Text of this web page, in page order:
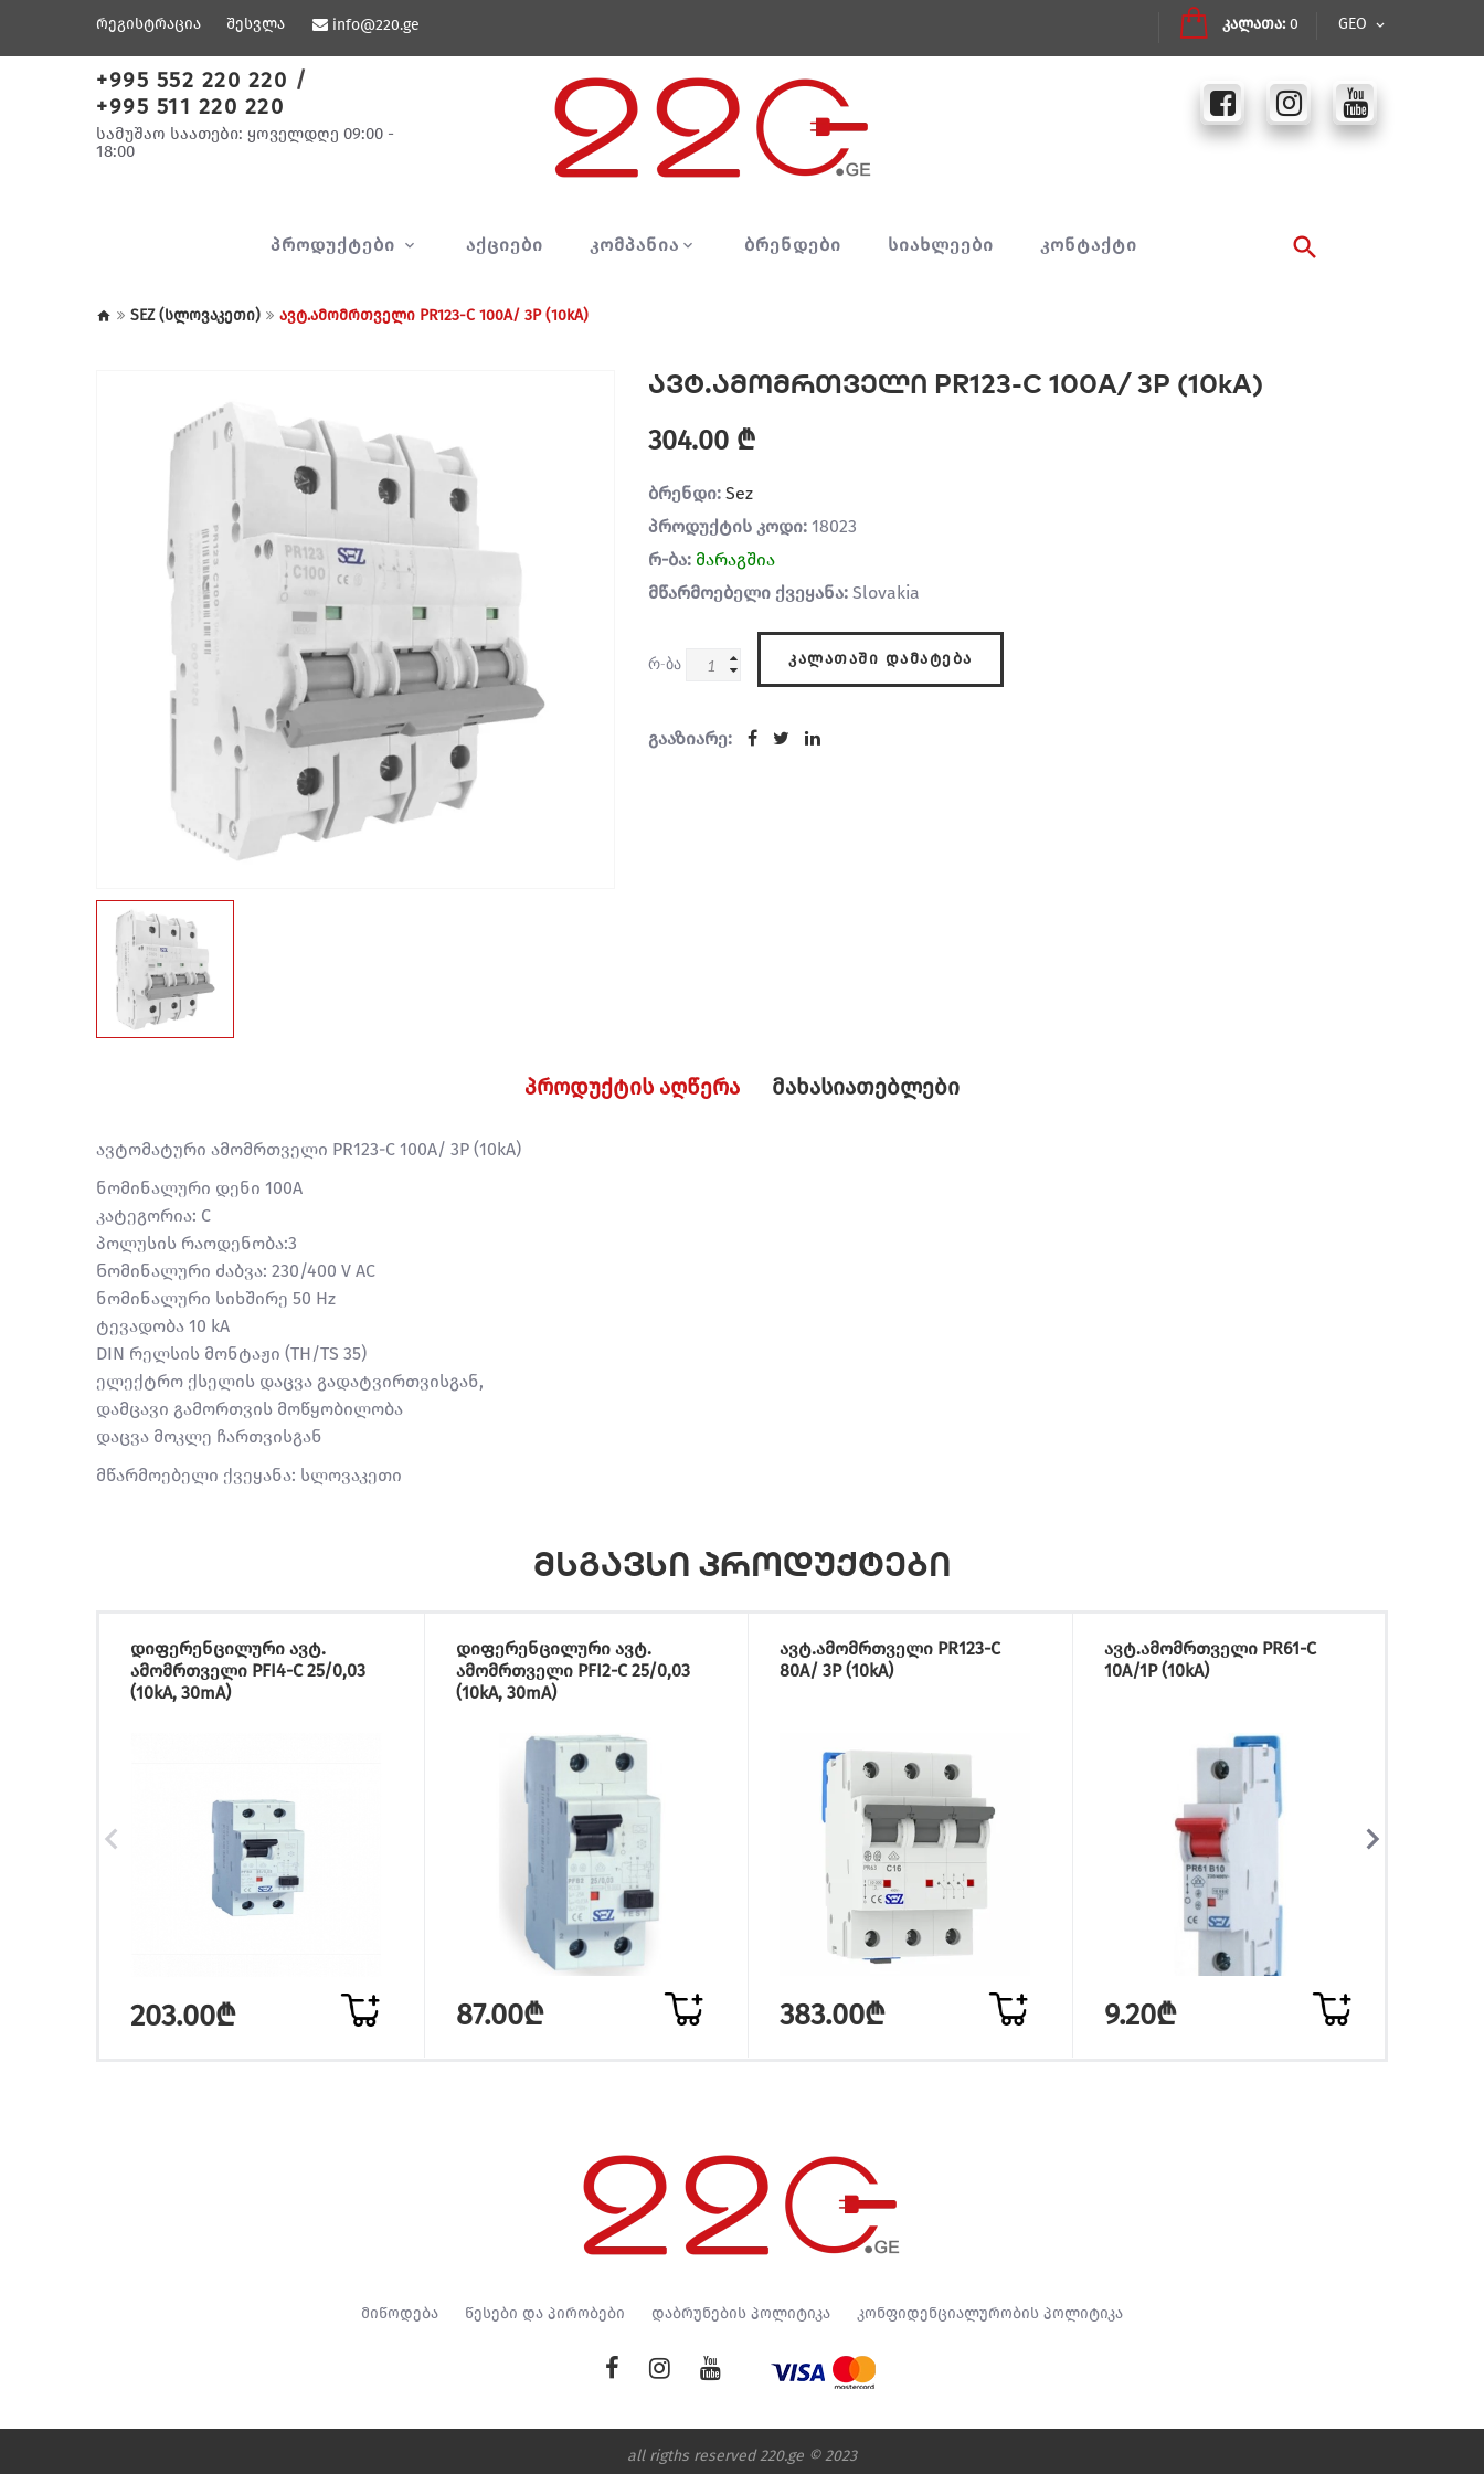
რეგისტრაცია შესვლა GEO
კალათა: 0
info@220.ge
+995 552 220 220 /
+995 511 220 220
სამუშაო საათები: ყოველდღე 09:00 -
18:00
ᲞᲠᲝᲓᲣᲥᲢᲔᲑᲘ ᲐᲥᲪᲘᲔᲑᲘ ᲙᲝᲛᲞᲐᲜᲘᲐ ᲑᲠᲔᲜᲓᲔᲑᲘ ᲡᲘᲐᲮᲚᲔᲔᲑᲘ ᲙᲝᲜᲢᲐᲥᲢᲘ
SEZ (სლოვაკეთი) ავტ.ამომრთველი PR123-C 100A/ 3P (10kA)
ავტ.ამომრთველი PR123-C 100A/ 3P (10kA)
304.00 ₾
ბრენდი: Sez
პროდუქტის კოდი: 18023
რ-ბა: მარაგშია
მწარმოებელი ქვეყანა: Slovakia
რ-ბა ᲙᲐᲚᲐᲗᲐᲨᲘ ᲓᲐᲛᲐᲢᲔᲑᲐ
გააზიარე:
პროდუქტის აღწერა მახასიათებლები
ავტომატური ამომრთველი PR123-C 100A/ 3P (10kA)
ნომინალური დენი 100A
კატეგორია: С
პოლუსის რაოდენობა:3
Ნომინალური ძაბვა: 230/400 V AC
ნომინალური სიხშირე 50 Hz
ტევადობა 10 kA
DIN რელსის მონტაჟი (TH/TS 35)
ელექტრო ქსელის დაცვა გადატვირთვისგან,
დამცავი გამორთვის მოწყობილობა
დაცვა მოკლე ჩართვისგან
მწარმოებელი ქვეყანა: სლოვაკეთი
მსგავსი პროდუქტები
დიფერენცილური ავტ.
ამომრთველი PFI4-C 25/0,03
(10kA, 30mA)
203.00₾
დიფერენცილური ავტ.
ამომრთველი PFI2-C 25/0,03
(10kA, 30mA)
87.00₾
ავტ.ამომრთველი PR123-C
80A/ 3P (10kA)
383.00₾
ავტ.ამომრთველი PR61-C
10A/1P (10kA)
9.20₾
მიწოდება წესები და პირობები დაბრუნების პოლიტიკა კონფიდენციალურობის პოლიტიკა
all rigths reserved 220.ge © 2023